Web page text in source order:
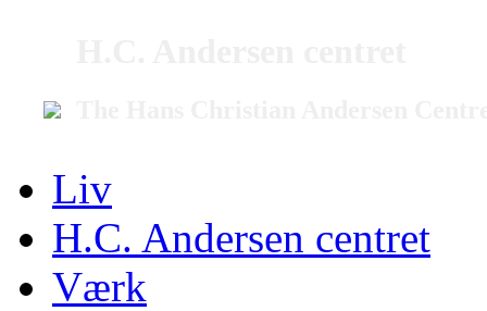
Liv
H.C. Andersen centret
Værk